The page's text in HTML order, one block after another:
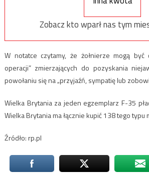
Zobacz kto wparł nas tym
W notatce czytamy, że żołnierze mogą być
operacji” zmierzających do pozyskania
powołaniu się na „przyjaźń, sympatię lub
Wielka Brytania za jeden egzemplarz F-35
Wielka Brytania ma łącznie kupić 138 tego typu
Źródło: rp.pl